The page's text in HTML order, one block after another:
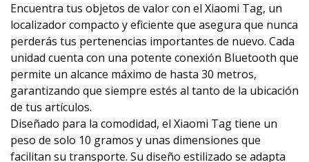
Encuentra tus objetos de valor con el Xiaomi Tag, un
localizador compacto y eficiente que asegura que nunca
perderás tus pertenencias importantes de nuevo. Cada
unidad cuenta con una potente conexión Bluetooth que
permite un alcance máximo de hasta 30 metros,
garantizando que siempre estés al tanto de la ubicación
de tus artículos.
Diseñado para la comodidad, el Xiaomi Tag tiene un
peso de solo 10 gramos y unas dimensiones que
facilitan su transporte. Su diseño estilizado se adapta